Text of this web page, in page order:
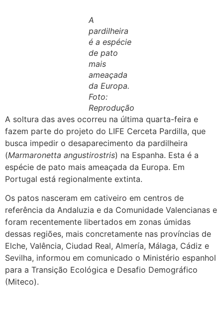
A
pardilheira
é a espécie
de pato
mais
ameaçada
da Europa.
Foto:
Reprodução
A soltura das aves ocorreu na última quarta-feira e
fazem parte do projeto do LIFE Cerceta Pardilla, que
busca impedir o desaparecimento da pardilheira
(Marmaronetta angustirostris) na Espanha. Esta é a
espécie de pato mais ameaçada da Europa. Em
Portugal está regionalmente extinta.
Os patos nasceram em cativeiro em centros de
referência da Andaluzia e da Comunidade Valencianas e
foram recentemente libertados em zonas úmidas
dessas regiões, mais concretamente nas províncias de
Elche, Valência, Ciudad Real, Almería, Málaga, Cádiz e
Sevilha, informou em comunicado o Ministério espanhol
para a Transição Ecológica e Desafio Demográfico
(Miteco).